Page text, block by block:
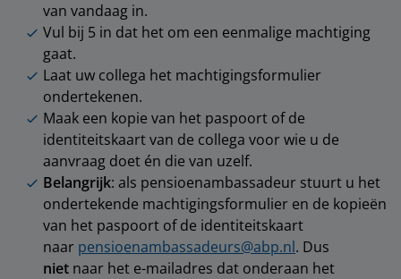
van vandaag in.
Vul bij 5 in dat het om een eenmalige machtiging
gaat.
Laat uw collega het machtigingsformulier
ondertekenen.
Maak een kopie van het paspoort of de
identiteitskaart van de collega voor wie u de
aanvraag doet én die van uzelf.
Belangrijk: als pensioenambassadeur stuurt u het
ondertekende machtigingsformulier en de kopieën
van het paspoort of de identiteitskaart
naar pensioenambassadeurs@abp.nl. Dus
niet naar het e-mailadres dat onderaan het